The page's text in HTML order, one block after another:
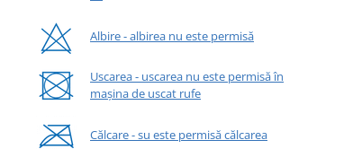
Albire - albirea nu este permisă
Uscarea - uscarea nu este permisă în
mașina de uscat rufe
Călcare - su este permisă călcarea